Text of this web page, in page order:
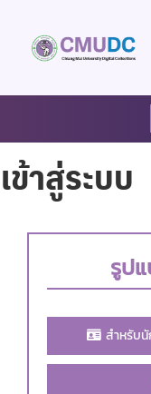
เข้าสู่ระบบ
รูป
สำหรับ